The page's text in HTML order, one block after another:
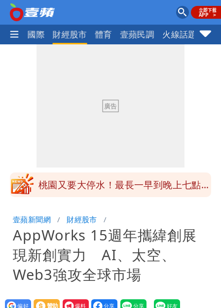
社會 國際 財經股市 體育 壹蘋民調 火線話題
男裁判勒令女選手「解衣」檢查
揮別9年演藝圈 女演員當「全職運將」
回1句笑翻10萬人
桃園又要大停水！最長一早到晚上七點都
「洗腦台灣人兩觀念」
女生一對A錯了嗎？環法女子自由車賽
男裁判勒令女選手「解衣」檢查
揮別9年演藝圈 女演員當「全職運將」
公布收入比拍戲賺更多
壹蘋新聞網 財經股市
AppWorks 15週年攜緯創展
現新創實力 AI、太空、
Web3強攻全球市場